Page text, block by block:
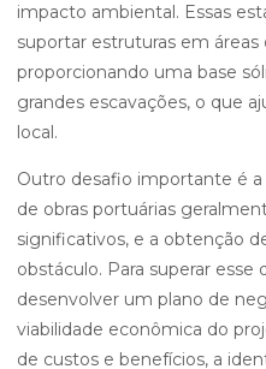
impacto ambiental. Essas
suportar estruturas em áreas
proporcionando uma base
grandes escavações, o que
local.
Outro desafio importante é
de obras portuárias
significativos, e a obtenção
obstáculo. Para superar esse
desenvolver um plano de
viabilidade econômica do
de custos e benefícios, a